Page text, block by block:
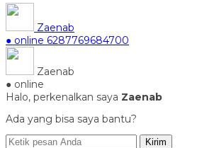
Zaenab
● online 6287769684700
Zaenab
● online
Halo, perkenalkan saya Zaenab
Ada yang bisa saya bantu?
Kirim